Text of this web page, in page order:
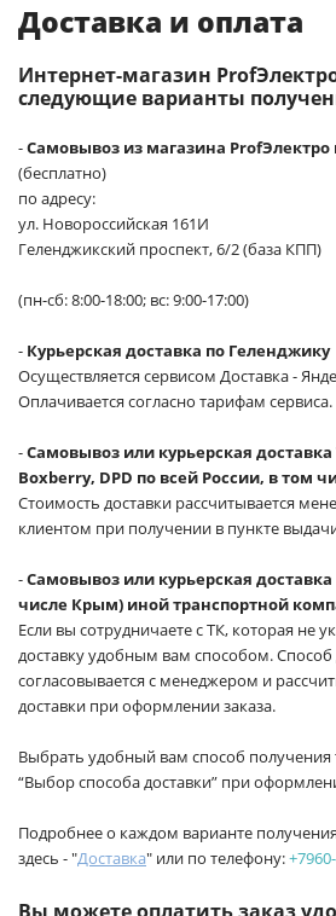
Доставка и оплата
Интернет-магазин
следующие варианты
-Самовывоз из магазина
(бесплатно)
по адресу:
ул. Новороссийская 161И
Геленджикский проспект, 6/2 (база КПП)
(пн-сб: 8:00-18:00; вс: 9:00-17:00)
- Курьерская доставка по Геленджику
Осуществляется сервисом Доставка -
Оплачивается согласно тарифам сервиса.
-Самовывоз или курьерская
Boxberry, DPD по всей России, в том
Стоимость доставки рассчитывается
клиентом при получении в пункте
-Самовывоз или курьерская
числе Крым) иной транспортной
Если вы сотрудничаете с ТК, которая не
доставку удобным вам способом. Способ
согласовывается с менеджером и
доставки при оформлении заказа.
Выбрать удобный вам способ получения
“Выбор способа доставки” при
Подробнее о каждом варианте
здесь - "Доставка" или по телефону: